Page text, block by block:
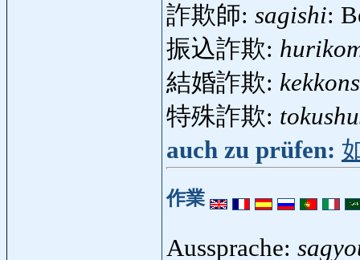
詐欺師: sagishi:
振込詐欺:
結婚詐欺:
特殊詐欺:
auch zu prüfen:
作業
Aussprache: